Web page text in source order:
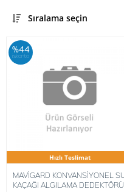
Sıralama seçin
%44
iskonto
Hızlı Teslimat
MAVİGARD KONVANSİYONEL
KAÇAĞI ALGILAMA DEDEKTÖRÜ